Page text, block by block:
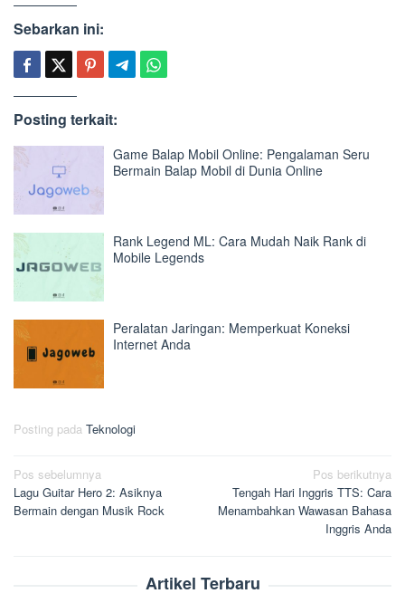
Sebarkan ini:
Posting terkait:
Game Balap Mobil Online: Pengalaman Seru
Bermain Balap Mobil di Dunia Online
Rank Legend ML: Cara Mudah Naik Rank di
Mobile Legends
Peralatan Jaringan: Memperkuat Koneksi
Internet Anda
Posting pada Teknologi
Navigasi
pos
Pos sebelumnya
Lagu Guitar Hero 2: Asiknya
Bermain dengan Musik Rock
Pos berikutnya
Tengah Hari Inggris TTS: Cara
Menambahkan Wawasan Bahasa
Inggris Anda
Artikel Terbaru